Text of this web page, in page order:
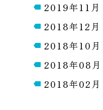
2019年11月
2018年12月
2018年10月
2018年08月
2018年02月